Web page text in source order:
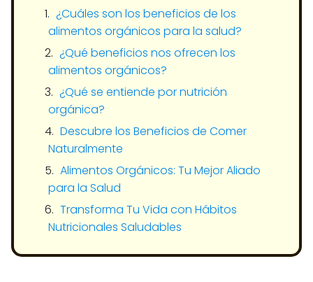
¿Cuáles son los beneficios de los
alimentos orgánicos para la salud?
¿Qué beneficios nos ofrecen los
alimentos orgánicos?
¿Qué se entiende por nutrición
orgánica?
Descubre los Beneficios de Comer
Naturalmente
Alimentos Orgánicos: Tu Mejor Aliado
para la Salud
Transforma Tu Vida con Hábitos
Nutricionales Saludables